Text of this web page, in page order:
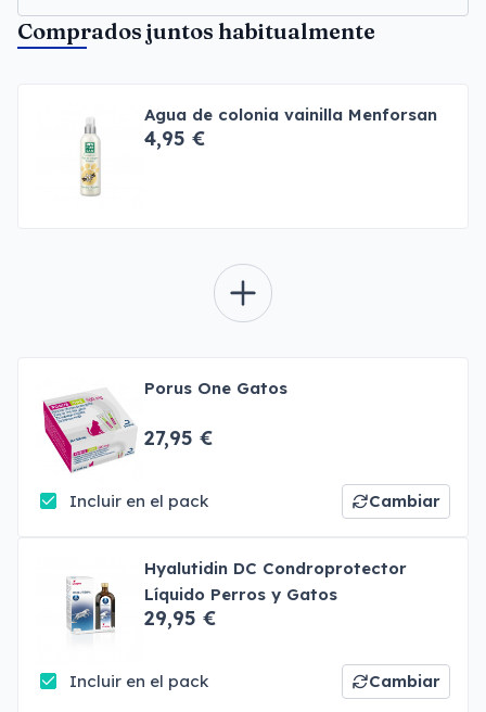
Comprados juntos habitualmente
Agua de colonia vainilla Menforsan
4,95 €
Porus One Gatos
27,95 €
Incluir en el pack Cambiar
Hyalutidin DC Condroprotector
Líquido Perros y Gatos
29,95 €
Incluir en el pack Cambiar